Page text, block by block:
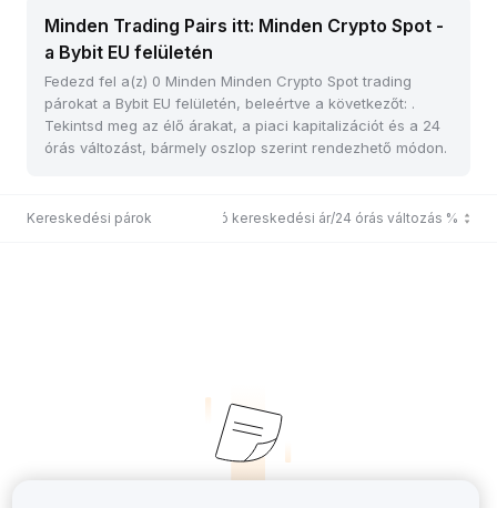
Minden Trading Pairs itt: Minden Crypto Spot -
a Bybit EU felületén
Fedezd fel a(z) 0 Minden Minden Crypto Spot trading
párokat a Bybit EU felületén, beleértve a következőt: .
Tekintsd meg az élő árakat, a piaci kapitalizációt és a 24
órás változást, bármely oszlop szerint rendezhető módon.
Kereskedési párok Utolsó kereskedési ár/24 órás változás %